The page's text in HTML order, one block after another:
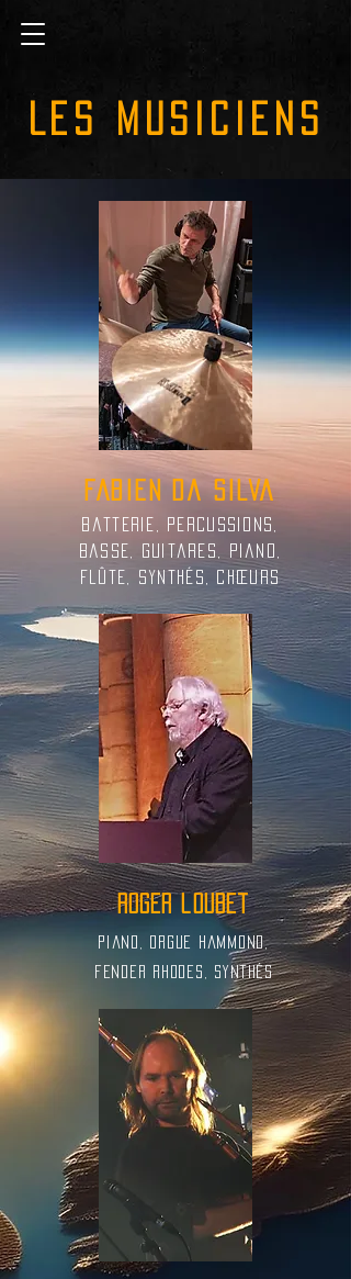
LES MUSICIENS
fabien da silva
Batterie, percussions,
basse, guitares, piano,
flûte, synthés, chœurs
roger loubet
piano, orgue hammond,
fender rhodes, synthés